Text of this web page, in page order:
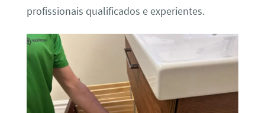
profissionais qualificados e experientes.